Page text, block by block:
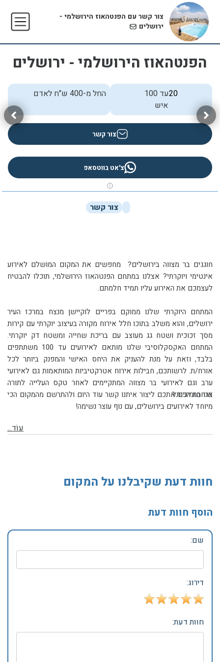
צור קשר עם הפנטהאוז הירושלמי -
ירושלים
הפנטהאוז הירושלמי - ירושלים
20עד 100
איש
החל מ-400 ש"ח לאדם
צור קשר
צ'אט בווטסאפ
צור קשר
חוגגים בר מצווה בירושלים?
מחפשים את המקום המושלם לאירוע
אינטימי ויוקרתי? אצלנו במתחם הפנטהאוז הירושלמי, תוכלו להבטיח
לעצמכם את האירוע עליו תמיד חלמתם.
המתחם היוקרתי שלנו ממוקם בפריים לוקיישן מנצח במרכז העיר
ירושלים, והוא משלב בתוכו חלל אירוח מקורה בעיצוב יוקרתי עם קירות
מסך זכוכית ושטח גג מעוצב עם בריכת שחייה ומשטח דק יוקרתי.
המתחם האקסקלוסיבי שלנו מותאם לאירועים עד 100 משתתפים
בלבד, וזאת על מנת להעניק את היחס האישי והמפנק ביותר לכל
אורח/ת. לרשותכם, חבילות אירוח אטרקטיביות המותאמות גם לאירועי
ערב וגם לאירועי בר מצווה המתקיימים לאחר טקס העלייה לתורה
ברחבת הכותל.
אנו מזמינים אתכם ליצור איתנו קשר עוד היום ולהתרשם מהמקום הכי
מיוחד לאירועים בירושלים, עם נוף עוצר נשימה!
עוֹד...
חוות דעת שקיבלנו על המקום
הוסף חוות דעת
שם:
דירוג:
חוות דעת: